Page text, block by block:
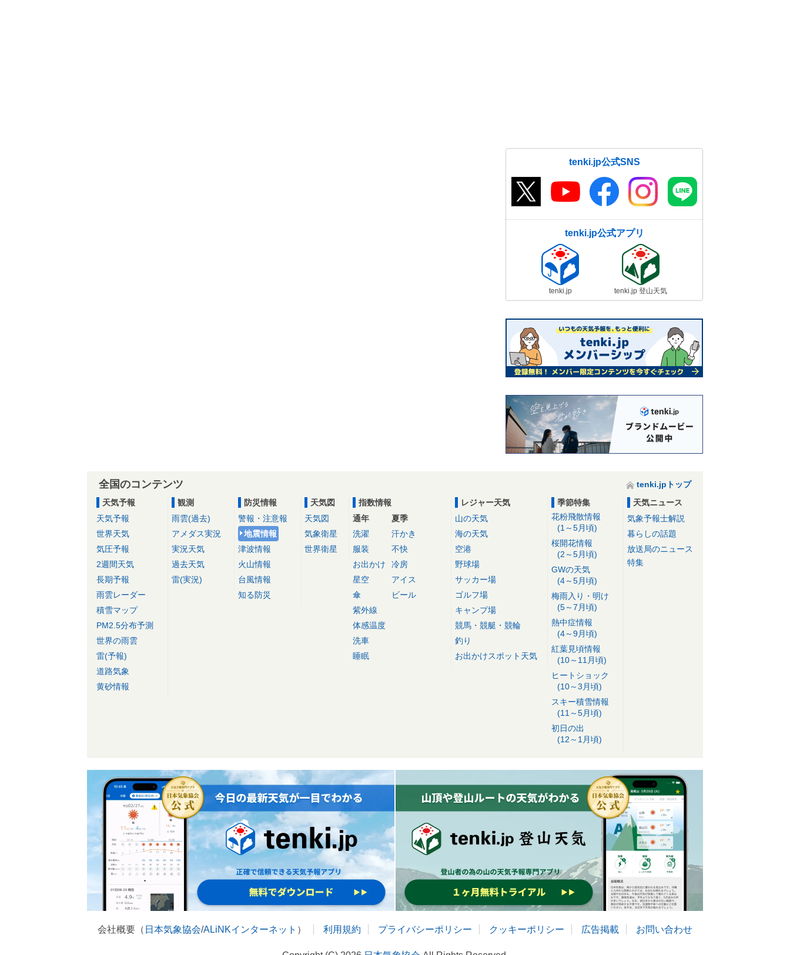
tenki.jp公式SNS
tenki.jp公式アプリ
tenki.jp tenki.jp 登山天気
全国のコンテンツ
tenki.jpトップ
天気予報
天気予報
世界天気
気圧予報
2週間天気
長期予報
雨雲レーダー
積雪マップ
PM2.5分布予測
世界の雨雲
雷(予報)
道路気象
黄砂情報
観測
雨雲(過去)
アメダス実況
実況天気
過去天気
雷(実況)
防災情報
警報・注意報
地震情報
津波情報
火山情報
台風情報
知る防災
天気図
天気図
気象衛星
世界衛星
指数情報
通年
洗濯
服装
お出かけ
星空
傘
紫外線
体感温度
洗車
睡眠
夏季
汗かき
不快
冷房
アイス
ビール
レジャー天気
山の天気
海の天気
空港
野球場
サッカー場
ゴルフ場
キャンプ場
競馬・競艇・競輪
釣り
お出かけスポット天気
季節特集
花粉飛散情報
(1～5月頃)
桜開花情報
(2～5月頃)
GWの天気
(4～5月頃)
梅雨入り・明け
(5～7月頃)
熱中症情報
(4～9月頃)
紅葉見頃情報
(10～11月頃)
ヒートショック
(10～3月頃)
スキー積雪情報
(11～5月頃)
初日の出
(12～1月頃)
天気ニュース
気象予報士解説
暮らしの話題
放送局のニュース
特集
会社概要（ 日本気象協会/ALiNKインターネット ） 利用規約 プライバシーポリシー クッキーポリシー 広告掲載 お問い合わせ